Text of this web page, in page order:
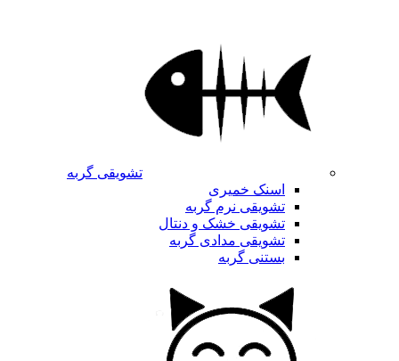
تشویقی گربه
اسنک خمیری
تشویقی نرم گربه
تشویقی خشک و دنتال
تشویقی مدادی گربه
بستنی گربه